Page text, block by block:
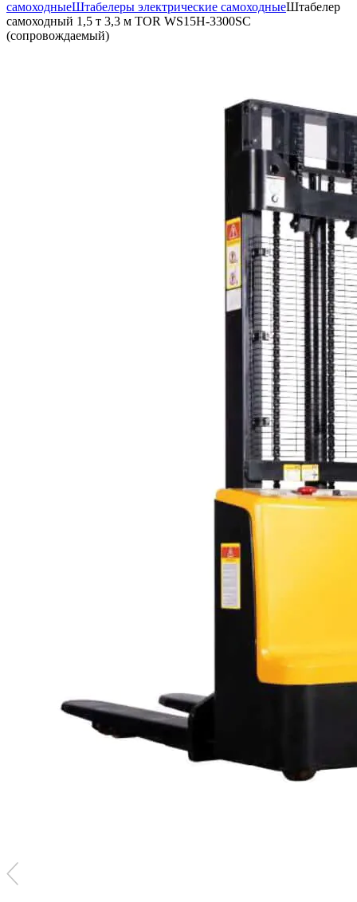
самоходныеШтабелеры электрические самоходныеШтабелер
самоходный 1,5 т 3,3 м TOR WS15H-3300SC
(сопровождаемый)